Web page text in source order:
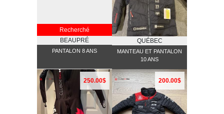
Recherché
BEAUPRÉ
PANTALON 8 ANS
QUÉBEC
MANTEAU ET PANTALON
10 ANS
250.00$ 200.00$